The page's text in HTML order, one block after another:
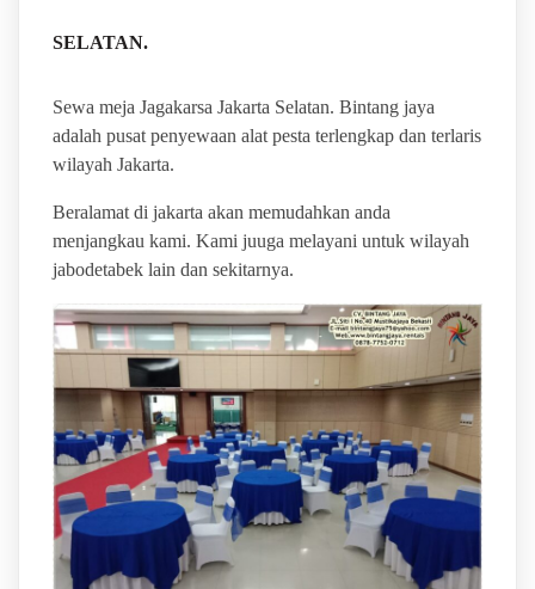
SELATAN.
Sewa meja Jagakarsa Jakarta Selatan. Bintang jaya
adalah pusat penyewaan alat pesta terlengkap dan terlaris
wilayah Jakarta.
Beralamat di jakarta akan memudahkan anda
menjangkau kami. Kami juuga melayani untuk wilayah
jabodetabek lain dan sekitarnya.